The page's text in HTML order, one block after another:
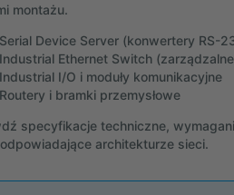
montażu.
Serial Device Server (konwertery RS-
Industrial Ethernet Switch
Industrial I/O i moduły komunikacyjne
Routery i bramki przemysłowe
specyfikacje techniczne,
architekturze sieci.